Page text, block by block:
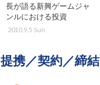
長が語る新興ゲームジャ
ンルにおける投資
2010.9.5 Sun
提携／契約／締